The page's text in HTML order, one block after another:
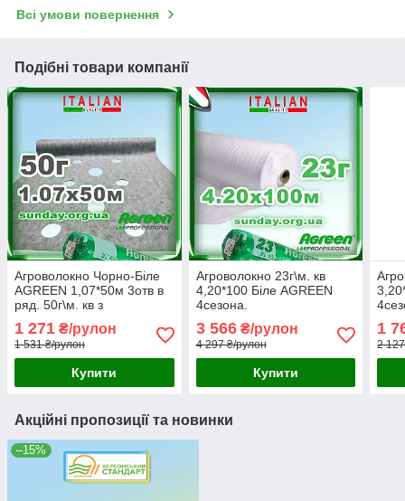
Всі умови повернення
Подібні товари компанії
Агроволокно Чорно-Біле
AGREEN 1,07*50м 3отв в
ряд. 50г\м. кв з
перфорацією - 4сезона
1 271 ₴/рулон
1 531 ₴/рулон
Купити
Агроволокно 23г\м. кв
4,20*100 Біле AGREEN
4сезона.
3 566₴/рулон
4 297 ₴/рулон
Купити
1
2
Акційні пропозиції та новинки
–15%